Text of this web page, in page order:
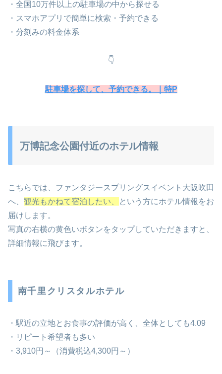
・全国10万件以上の駐車場の中から探せる
・スマホアプリで簡単に検索・予約できる
・分刻みの料金体系
👇
駐車場を探して、予約できる。｜特P
万博記念公園付近のホテル情報
こちらでは、ファンタジースプリングスイベント大阪吹田
へ、 観光もかねて宿泊したい、
という方にホテル情報をお
届けします。
写真の右横の黄色いボタンをタップしていただきますと、
詳細情報に飛びます。
南千里クリスタルホテル
・駅近の立地とお食事の評価が高く、全体としても4.09
・リピート希望者も多い
・3,910円～（消費税込4,300円～）